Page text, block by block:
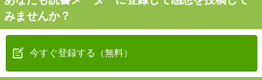
みませんか？
今すぐ登録する（無料）